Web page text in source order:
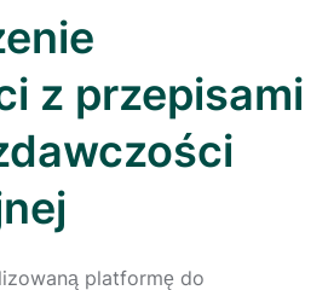
z przepisami
platformę do